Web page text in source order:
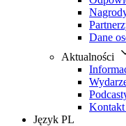
Dane
Aktualności
Język PL